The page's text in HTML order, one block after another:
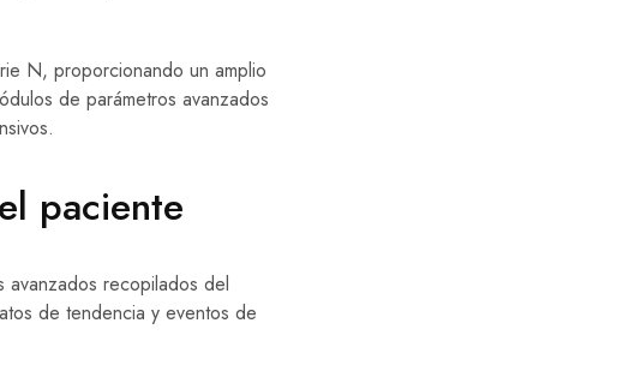
N, proporcionando un amplio
de parámetros avanzados
paciente
avanzados recopilados del
de tendencia y eventos de